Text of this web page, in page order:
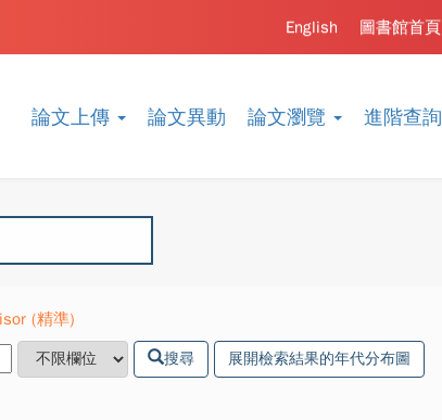
論文上傳 論文異動 論文瀏覽 進階查詢
圖書館首頁
English
(精準)
搜尋 展開檢索結果的年代分布圖